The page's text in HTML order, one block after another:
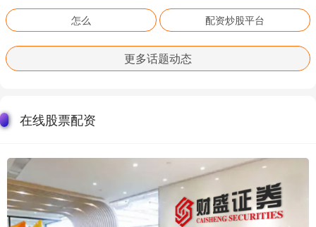
怎么 配资炒股平台
更多话题动态
在线股票配资